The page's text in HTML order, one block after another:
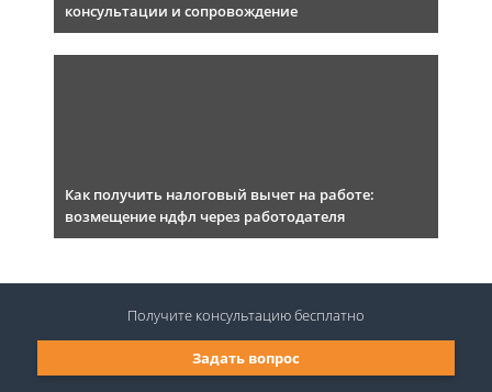
консультации и сопровождение
Как получить налоговый вычет на работе:
возмещение ндфл через работодателя
Задать вопрос
Получите консультациюбесплатно